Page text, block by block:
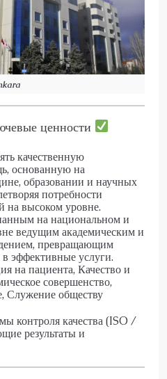
ценности
качественную
основанную на
образовании и научных
потребности
на высоком уровне.
на национальном и
ведущим академическим и
превращающим
эффективные услуги.
на пациента, Качество и
совершенство,
Служение обществу
контроля качества (ISO /
результаты и